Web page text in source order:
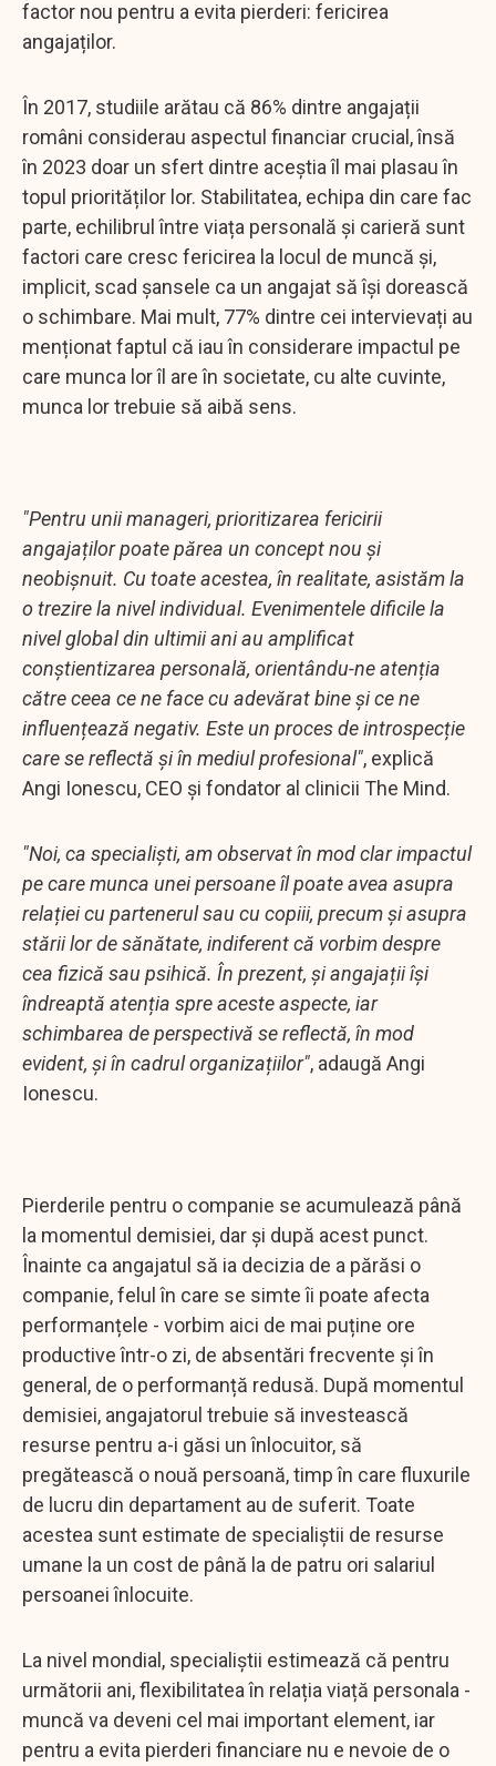
factor nou pentru a evita pierderi: fericirea
angajaților.
În 2017, studiile arătau că 86% dintre angajații
români considerau aspectul financiar crucial, însă
în 2023 doar un sfert dintre aceștia îl mai plasau în
topul priorităților lor. Stabilitatea, echipa din care fac
parte, echilibrul între viața personală și carieră sunt
factori care cresc fericirea la locul de muncă și,
implicit, scad șansele ca un angajat să își dorească
o schimbare. Mai mult, 77% dintre cei intervievați au
menționat faptul că iau în considerare impactul pe
care munca lor îl are în societate, cu alte cuvinte,
munca lor trebuie să aibă sens.
"Pentru unii manageri, prioritizarea fericirii
angajaților poate părea un concept nou și
neobișnuit. Cu toate acestea, în realitate, asistăm la
o trezire la nivel individual. Evenimentele dificile la
nivel global din ultimii ani au amplificat
conștientizarea personală, orientându-ne atenția
către ceea ce ne face cu adevărat bine și ce ne
influențează negativ. Este un proces de introspecție
care se reflectă și în mediul profesional", explică
Angi Ionescu, CEO și fondator al clinicii The Mind.
"Noi, ca specialiști, am observat în mod clar impactul
pe care munca unei persoane îl poate avea asupra
relației cu partenerul sau cu copiii, precum și asupra
stării lor de sănătate, indiferent că vorbim despre
cea fizică sau psihică. În prezent, și angajații își
îndreaptă atenția spre aceste aspecte, iar
schimbarea de perspectivă se reflectă, în mod
evident, și în cadrul organizațiilor", adaugă Angi
Ionescu.
Pierderile pentru o companie se acumulează până
la momentul demisiei, dar și după acest punct.
Înainte ca angajatul să ia decizia de a părăsi o
companie, felul în care se simte îi poate afecta
performanțele - vorbim aici de mai puține ore
productive într-o zi, de absentări frecvente și în
general, de o performanță redusă. După momentul
demisiei, angajatorul trebuie să investească
resurse pentru a-i găsi un înlocuitor, să
pregătească o nouă persoană, timp în care fluxurile
de lucru din departament au de suferit. Toate
acestea sunt estimate de specialiștii de resurse
umane la un cost de până la de patru ori salariul
persoanei înlocuite.
La nivel mondial, specialiștii estimează că pentru
următorii ani, flexibilitatea în relația viață personala -
muncă va deveni cel mai important element, iar
pentru a evita pierderi financiare nu e nevoie de o